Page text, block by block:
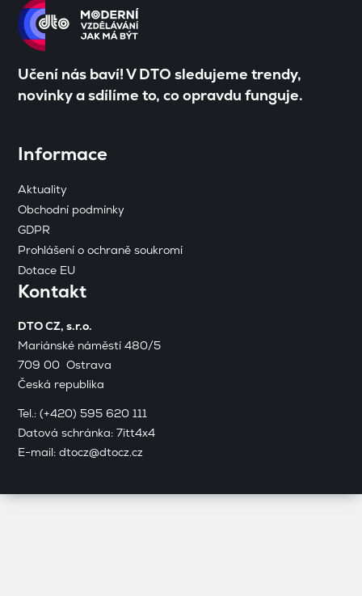
Učení nás baví! V DTO sledujeme trendy,
novinky a sdílíme to, co opravdu funguje.
Informace
Aktuality
Obchodní podmínky
GDPR
Prohlášení o ochraně soukromí
Dotace EU
Kontakt
DTO CZ, s.r.o.
Mariánské náměstí 480/5
709 00 Ostrava
Česká republika
Tel.:(+420) 595 620 111
Datová schránka: 7itt4x4
E-mail:dtocz@dtocz.cz